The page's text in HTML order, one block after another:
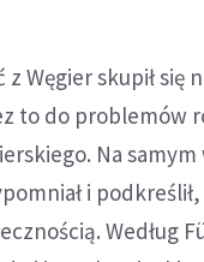
z Węgier skupił
to do problemów
Na samym
i
Według